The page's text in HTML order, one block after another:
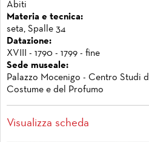
Abiti
Materia e tecnica:
seta, Spalle 34
Datazione:
XVIII - 1790 - 1799 - fine
Sede museale:
Palazzo Mocenigo - Centro Studi
Costume e del Profumo
Visualizza scheda